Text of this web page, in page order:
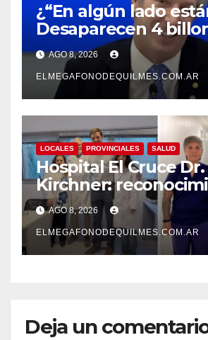
¿“En algún lado
Desaparecen 4
presidente del BCRA
responde con una
AGO 8, 2026
ELMEGAFONODEQUILMES.COM.AR
LOCALES PROVINCIALES SALUD
Hospital El Cruce
Kirchner:
internacional a la
su atención
AGO 8, 2026
ELMEGAFONODEQUILMES.COM.AR
Deja un